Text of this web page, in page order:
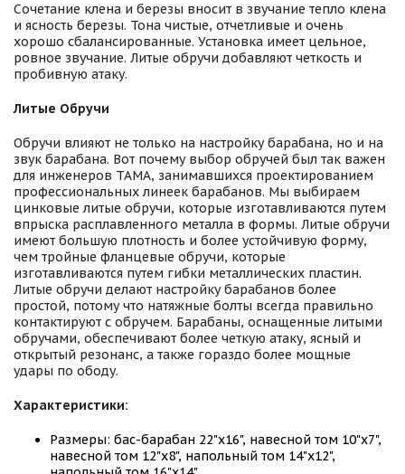
Сочетание клена и березы вносит в звучание тепло клена
и ясность березы. Тона чистые, отчетливые и очень
хорошо сбалансированные. Установка имеет цельное,
ровное звучание. Литые обручи добавляют четкость и
пробивную атаку.
Литые Обручи
Обручи влияют не только на настройку барабана, но и на
звук барабана. Вот почему выбор обручей был так важен
для инженеров ТАМА, занимавшихся проектированием
профессиональных линеек барабанов. Мы выбираем
цинковые литые обручи, которые изготавливаются путем
впрыска расплавленного металла в формы. Литые обручи
имеют большую плотность и более устойчивую форму,
чем тройные фланцевые обручи, которые
изготавливаются путем гибки металлических пластин.
Литые обручи делают настройку барабанов более
простой, потому что натяжные болты всегда правильно
контактируют с обручем. Барабаны, оснащенные литыми
обручами, обеспечивают более четкую атаку, ясный и
открытый резонанс, а также гораздо более мощные
удары по ободу.
Характеристики:
Размеры: бас-барабан 22"x16", навесной том 10"x7",
навесной том 12"x8", напольный том 14"x12",